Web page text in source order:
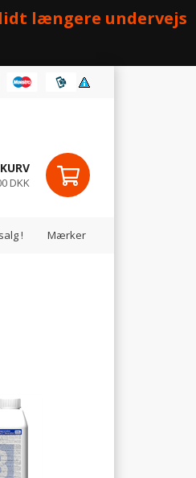
længere undervejs
DKK
! Mærker